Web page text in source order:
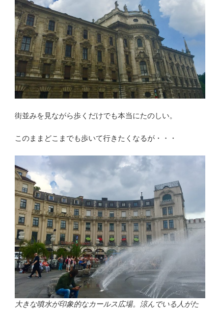
街並みを見ながら歩くだけでも本当にたのしい。
このままどこまでも歩いて行きたくなるが・・・
大きな噴水が印象的なカールス広場。涼んでいる人がた